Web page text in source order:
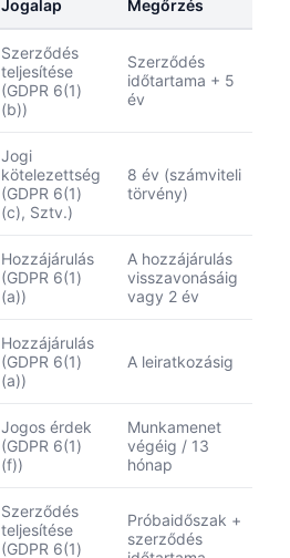
Jogalap Megőrzés
Szerződés
teljesítése
(GDPR 6(1)
(b))
Szerződés
időtartama + 5
év
Jogi
kötelezettség
(GDPR 6(1)
(c), Sztv.)
8 év (számviteli
törvény)
Hozzájárulás
(GDPR 6(1)
(a))
A hozzájárulás
visszavonásáig
vagy 2 év
Hozzájárulás
(GDPR 6(1)
(a))
A leiratkozásig
Jogos érdek
(GDPR 6(1)
(f))
Munkamenet
végéig / 13
hónap
Szerződés
teljesítése
(GDPR 6(1)
Próbaidőszak +
szerződés